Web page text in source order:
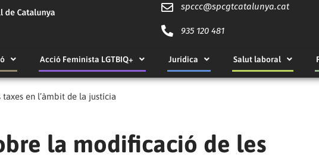
spccc@spcgtcatalunya.cat
935 120 481
Acció Feminista LGTBIQ+ Jurídica Salut laboral
en l’àmbit de la justícia
la modificació de les